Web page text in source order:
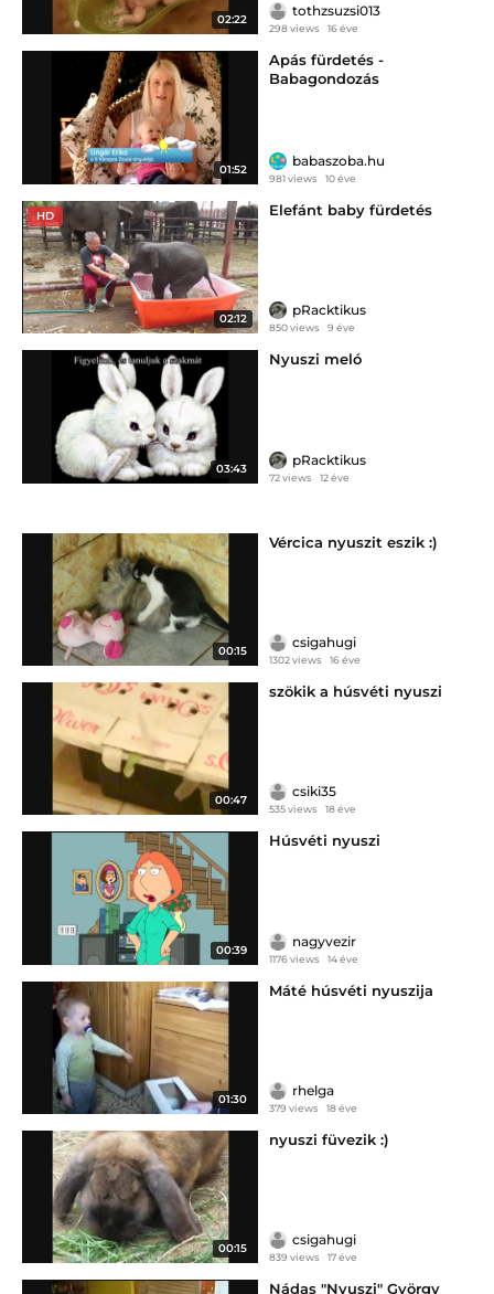
02:22
tothzsuzsi013
298 views 16 éve
01:52
Apás fürdetés -
Babagondozás
babaszoba.hu
981 views 10 éve
HD
02:12
Elefánt baby fürdetés
pRacktikus
850 views 9 éve
03:43
Nyuszi meló
pRacktikus
72 views 12 éve
00:15
Vércica nyuszit eszik :)
csigahugi
1302 views 16 éve
00:47
szökik a húsvéti nyuszi
csiki35
535 views 18 éve
00:39
Húsvéti nyuszi
nagyvezir
1176 views 14 éve
01:30
Máté húsvéti nyuszija
rhelga
379 views 18 éve
00:15
nyuszi füvezik :)
csigahugi
839 views 17 éve
Nádas "Nyuszi" György